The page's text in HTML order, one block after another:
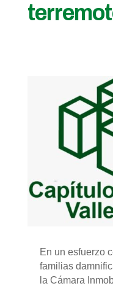
En un esfuerzo
familias
la Cámara